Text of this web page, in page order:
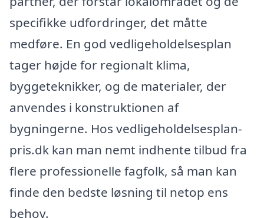
specifikke udfordringer, det måtte
medføre. En god vedligeholdelsesplan
tager højde for regionalt klima,
byggeteknikker, og de materialer, der
anvendes i konstruktionen af
bygningerne. Hos vedligeholdelsesplan-
pris.dk kan man nemt indhente tilbud fra
flere professionelle fagfolk, så man kan
finde den bedste løsning til netop ens
behov.